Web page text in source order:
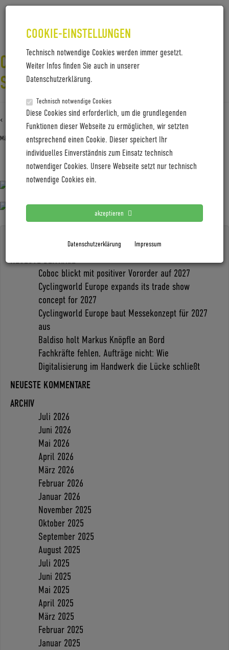
COOKIE-EINSTELLUNGEN
Technisch notwendige Cookies werden immer gesetzt.
Weiter Infos finden Sie auch in unserer
Datenschutzerklärung.
Technisch notwendige Cookies
Diese Cookies sind erforderlich, um die grundlegenden
Funktionen dieser Webseite zu ermöglichen, wir setzten
entsprechend einen Cookie. Dieser speichert Ihr
individuelles Einverständnis zum Einsatz technisch
notwendiger Cookies. Unsere Webseite setzt nur technisch
notwendige Cookies ein.
akzeptieren
Datenschutzerklärung Impressum
COBOC-SKYE-CITY-LIFESTYLE-
STP_PRINT_04
‹ Zurück zu Coboc-Skye-City-Lifestyle-STP_print_04
März 17, 2026Gabi Jung
Coboc-Skye-City-Lifestyle-STP_print_04
Coboc blickt mit positiver Vororder auf 2027
Cyclingworld Europe expands its trade show
concept for 2027
Cyclingworld Europe baut Messekonzept für 2027
aus
Baldiso holt Markus Knöpfle an Bord
Fachkräfte fehlen, Aufträge nicht: Wie
Digitalisierung im Handwerk die Lücke schließt
NEUESTE KOMMENTARE
ARCHIV
Juli 2026
Juni 2026
Mai 2026
April 2026
März 2026
Februar 2026
Januar 2026
November 2025
Oktober 2025
September 2025
August 2025
Juli 2025
Juni 2025
Mai 2025
April 2025
März 2025
Februar 2025
Januar 2025